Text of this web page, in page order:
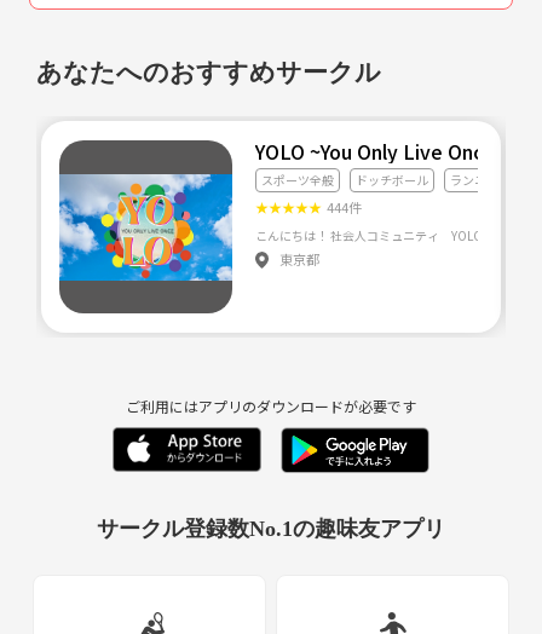
あなたへのおすすめサークル
YOLO ~You Only Live Once~
スポーツ全般 ドッチボール ランニング・ジ
★★★★★ 444件
東京都
ご利用にはアプリのダウンロードが必要です
サークル登録数No.1の趣味友アプリ